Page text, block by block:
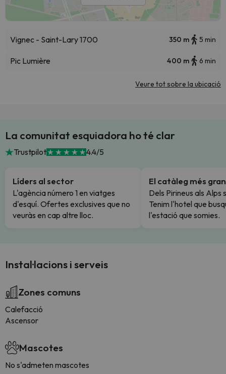
Vignec - Saint-Lary 1700 350 m 5 min
Pic Lumière 400 m 6 min
Veure tot sobre la ubicació
La comunitat esquiadora ho té clar
Trustpilot 4.4/5
Líders al sector
L'agència número 1 en viatges
d'esquí. Ofertes exclusives que no
veuràs en cap altre lloc.
El catàleg més gran
Dels Pirineus als Alps
Tenim l'hotel que
l'estació que somies.
Instal·lacions i serveis
Zones comuns
Calefacció
Ascensor
Mascotes
No s'admeten mascotes